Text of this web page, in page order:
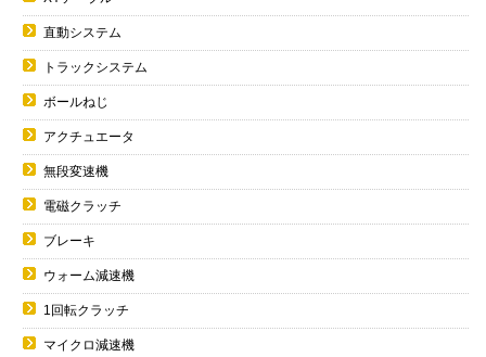
直動システム
トラックシステム
ボールねじ
アクチュエータ
無段変速機
電磁クラッチ
ブレーキ
ウォーム減速機
1回転クラッチ
マイクロ減速機